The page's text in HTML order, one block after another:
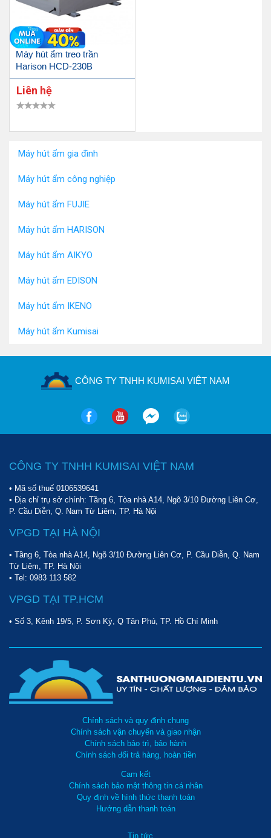
Máy hút ẩm treo trần
Harison HCD-230B
Liên hệ
Máy hút ẩm gia đình
Máy hút ẩm công nghiệp
Máy hút ẩm FUJIE
Máy hút ẩm HARISON
Máy hút ẩm AIKYO
Máy hút ẩm EDISON
Máy hút ẩm IKENO
Máy hút ẩm Kumisai
CÔNG TY TNHH KUMISAI VIỆT NAM
CÔNG TY TNHH KUMISAI VIỆT NAM
• Mã số thuế 0106539641
• Địa chỉ trụ sở chính: Tầng 6, Tòa nhà A14, Ngõ 3/10 Đường Liên Cơ,
P. Cầu Diễn, Q. Nam Từ Liêm, TP. Hà Nội
VPGD TẠI HÀ NỘI
• Tầng 6, Tòa nhà A14, Ngõ 3/10 Đường Liên Cơ, P. Cầu Diễn, Q. Nam
Từ Liêm, TP. Hà Nội
• Tel: 0983 113 582
VPGD TẠI TP.HCM
• Số 3, Kênh 19/5, P. Sơn Kỳ, Q Tân Phú, TP. Hồ Chí Minh
Chính sách và quy định chung
Chính sách vận chuyển và giao nhận
Chính sách bảo trì, bảo hành
Chính sách đổi trả hàng, hoàn tiền
Cam kết
Chính sách bảo mật thông tin cá nhân
Quy định về hình thức thanh toán
Hướng dẫn thanh toán
Tin tức